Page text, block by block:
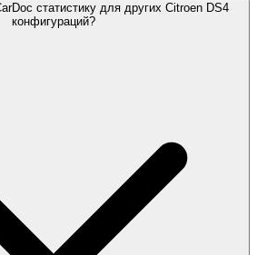
статистику для других Citroen DS4
конфигураций?